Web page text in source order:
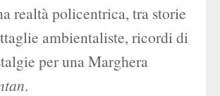
realtà policentrica, tra storie
ambientaliste, ricordi di
per una Marghera
.